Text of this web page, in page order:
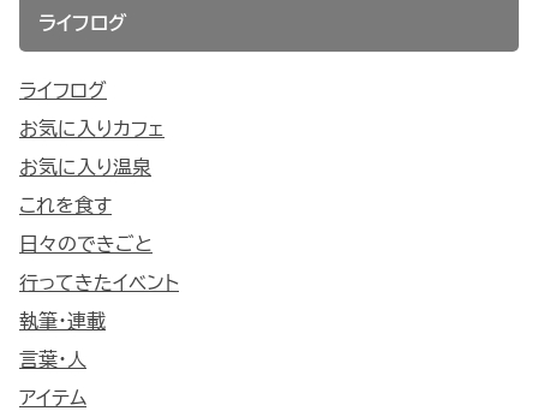
ライフログ
ライフログ
お気に入りカフェ
お気に入り温泉
これを食す
日々のできごと
行ってきたイベント
執筆・連載
言葉・人
アイテム